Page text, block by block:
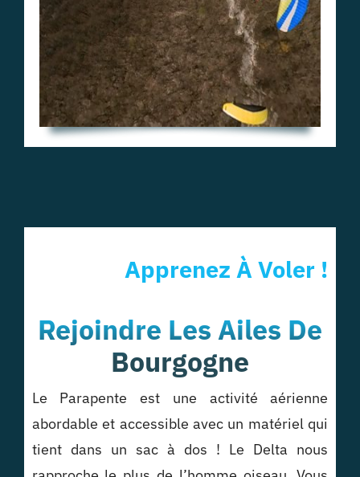
Apprenez À Voler !
Rejoindre Les Ailes De
Bourgogne
Le Parapente est une activité aérienne
abordable et accessible avec un matériel qui
tient dans un sac à dos ! Le Delta nous